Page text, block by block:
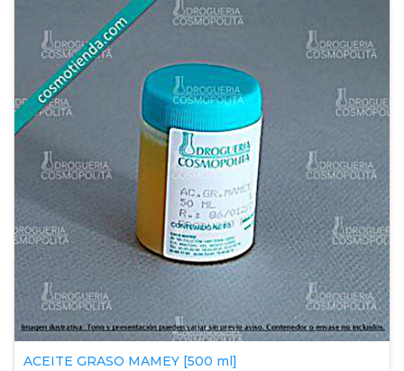
ACEITE GRASO MAMEY [500 ml]